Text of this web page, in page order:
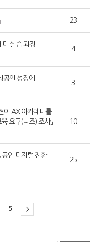
23
실습 과정
4
공인 성장에
3
이 AX 아카데미를
요구(니즈) 조사」
10
공인 디지털 전환
25
5 >